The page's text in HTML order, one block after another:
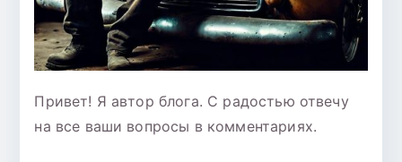
Привет! Я автор блога. С радостью отвечу
на все ваши вопросы в комментариях.